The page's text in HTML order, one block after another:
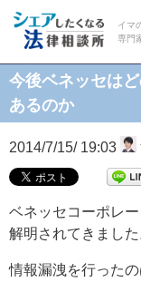
イマ
専門
今後ベネッセは
あるのか
2014/7/15/ 19:03
ベネッセコーポレ
解明されてきました
情報漏洩を行った